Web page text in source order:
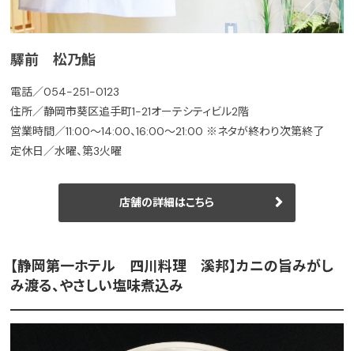
驛前 松乃鮨
電話／054-251-0123
住所／静岡市葵区追手町1-21オーテシティビル2階
営業時間／11:00～14:00、16:00～21:00 ※ネタが終わり次第終了
定休日／水曜、第3火曜
店舗の詳細はこちら
【静岡第一ホテル 四川料理 溪邦】カニの旨みがし
み渡る、やさしい塩味煮込み